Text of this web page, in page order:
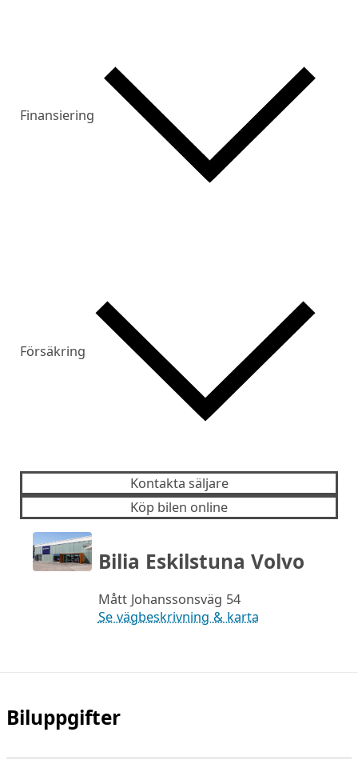
Finansiering
Försäkring
Kontakta säljare
Köp bilen online
Bilia Eskilstuna Volvo
Mått Johanssonsväg 54
Se vägbeskrivning & karta
Biluppgifter